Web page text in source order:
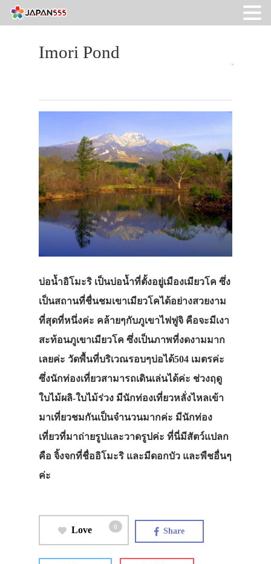
Imori Pond
บ่อน้ำอิโมะริ เป็นบ่อน้ำที่ตั้งอยู่เมืองเมียวโค ซึ่ง
เป็นสถานที่ชื่นชมเขาเมียวโคได้อย่างสวยงาม
ที่สุดที่หนึ่งค่ะ คล้ายๆกับภูเขาไฟฟูจิ คือจะมีเงา
สะท้อนภูเขาเมียวโค ซึ่งเป็นภาพที่งดงามมาก
เลยค่ะ วัดพื้นที่บริเวณรอบๆบ่อได้504 เมตรค่ะ
ซึ่งนักท่องเที่ยวสามารถเดินเล่นได้ค่ะ ช่วงฤดู
ใบไม้ผลิ-ใบไม้ร่วง มีนักท่องเที่ยวหลั่งไหลเข้า
มาเที่ยวชมกันเป็นจำนวนมากค่ะ มีนักท่อง
เที่ยวที่มาถ่ายรูปและวาดรูปค่ะ ที่นี่มีสัตว์แปลก
คือ จิ้งจกที่ชื่ออิโมะริ และมีดอกบัว และพืชอื่นๆ
ค่ะ
Love 0 Share